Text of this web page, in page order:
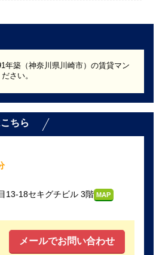
年築（神奈川県川崎市）の賃貸マン
さい。
ちら
13-18セキグチビル 3階 MAP
メールでお問い合わせ